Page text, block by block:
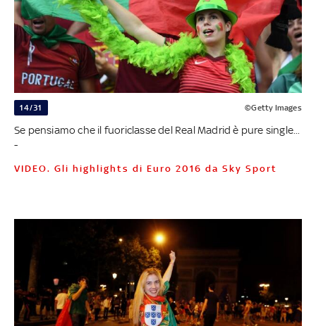
14/31 ©Getty Images
Se pensiamo che il fuoriclasse del Real Madrid è pure single...
-
VIDEO. Gli highlights di Euro 2016 da Sky Sport